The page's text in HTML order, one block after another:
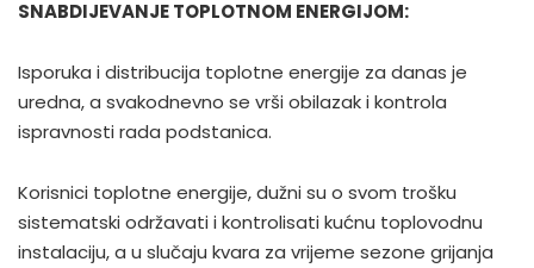
SNABDIJEVANJE TOPLOTNOM ENERGIJOM:
Isporuka i distribucija toplotne energije za danas je
uredna, a svakodnevno se vrši obilazak i kontrola
ispravnosti rada podstanica.
Korisnici toplotne energije, dužni su o svom trošku
sistematski održavati i kontrolisati kućnu toplovodnu
instalaciju, a u slučaju kvara za vrijeme sezone grijanja